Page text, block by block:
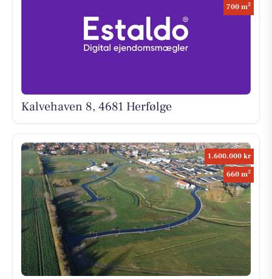
700 m2
Kalvehaven 8, 4681 Herfølge
1.600.000 kr
660 m2